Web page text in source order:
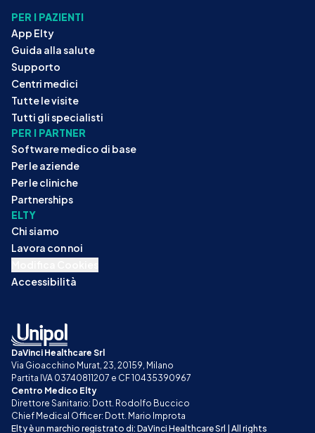
PER I PAZIENTI
App Elty
Guida alla salute
Supporto
Centri medici
Tutte le visite
Tutti gli specialisti
PER I PARTNER
Software medico di base
Per le aziende
Per le cliniche
Partnerships
ELTY
Chi siamo
Lavora con noi
Accessibilità
DaVinci Healthcare Srl
Via Gioacchino Murat, 23, 20159, Milano
Partita IVA 03740811207 e CF 10435390967
Centro Medico Elty
Direttore Sanitario: Dott. Rodolfo Buccico
Chief Medical Officer: Dott. Mario Improta
Elty è un marchio registrato di: DaVinci Healthcare Srl | All rights